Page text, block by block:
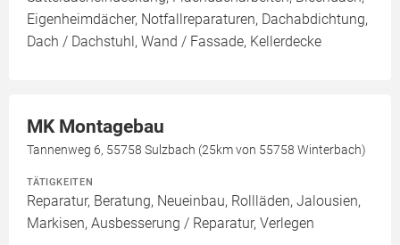
Eigenheimdächer, Notfallreparaturen, Dachabdichtung,
Dach / Dachstuhl, Wand / Fassade, Kellerdecke
MK Montagebau
Tannenweg 6, 55758 Sulzbach (25km von 55758 Winterbach)
TÄTIGKEITEN
Reparatur, Beratung, Neueinbau, Rollläden, Jalousien,
Markisen, Ausbesserung / Reparatur, Verlegen